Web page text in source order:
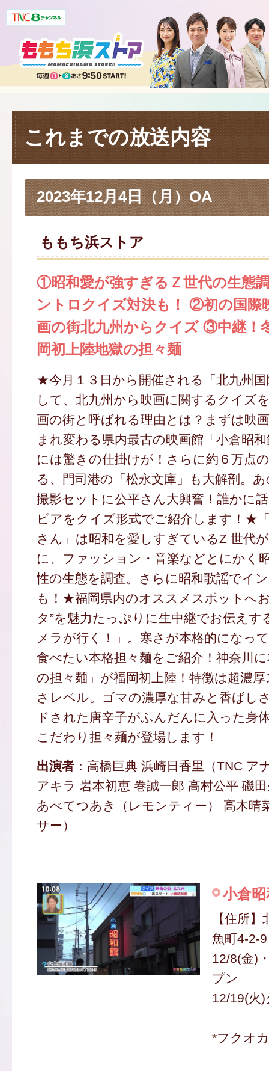
これまでの放送内容
2023年12月4日（月）OA
ももち浜ストア
①昭和愛が強すぎるＺ世代の生態
ントロクイズ対決も！ ②初の国際
画の街北九州からクイズ ③中継！
岡初上陸地獄の担々麺
★今月１３日から開催される「北九州
して、北九州から映画に関するクイズ
画の街と呼ばれる理由とは？まずは映
まれ変わる県内最古の映画館「小倉昭
には驚きの仕掛けが！さらに約６万点
る、門司港の「松永文庫」も大解剖。
撮影セットに公平さん大興奮！誰かに
ビアをクイズ形式でご紹介します！★
さん」は昭和を愛しすぎているZ 世代
に、ファッション・音楽などとにかく
性の生態を調査。さらに昭和歌謡でイ
も！★福岡県内のオススメスポットへ
タ”を魅力たっぷりに生中継でお伝えす
メラが行く！」。寒さが本格的になっ
食べたい本格担々麺をご紹介！神奈川
の担々麺」が福岡初上陸！特徴は超濃
さレベル。ゴマの濃厚な甘みと香ばし
ドされた唐辛子がふんだんに入った身
こだわり担々麺が登場します！
出演者：高橋巨典 浜崎日香里（TNC ア
アキラ 岩本初恵 巻誠一郎 高村公平 磯
あべてつあき（レモンティー） 高木晴
サー）
小倉
【住所
魚町4-2-9
12/8(金)
プン
12/19(火
*フクオ